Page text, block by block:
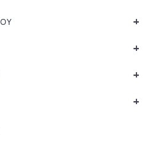
+
+
+
+